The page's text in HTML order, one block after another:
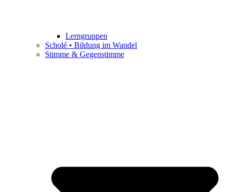
Lerngruppen
Scholé • Bildung im Wandel
Stimme & Gegenstimme